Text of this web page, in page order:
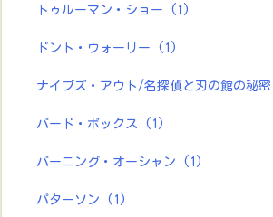
トゥルーマン・ショー (1)
ドント・ウォーリー (1)
ナイブズ・アウト/名探偵と刃の館の秘密
バード・ボックス (1)
バーニング・オーシャン (1)
パターソン (1)